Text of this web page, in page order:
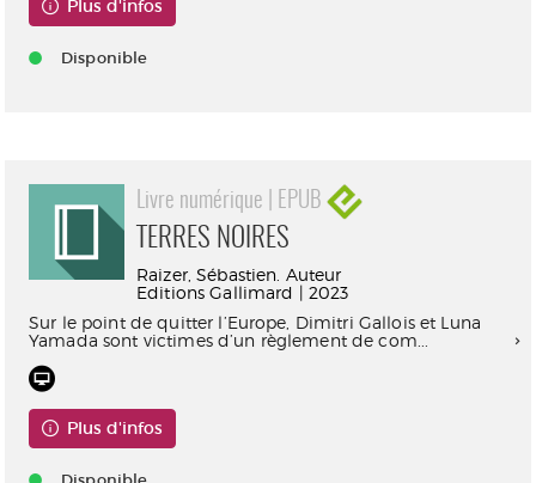
Plus d'infos
Disponible
Livre numérique | EPUB
TERRES NOIRES
Raizer, Sébastien. Auteur
Editions Gallimard | 2023
Sur le point de quitter l’Europe, Dimitri Gallois et Luna
Yamada sont victimes d’un règlement de com...
Plus d'infos